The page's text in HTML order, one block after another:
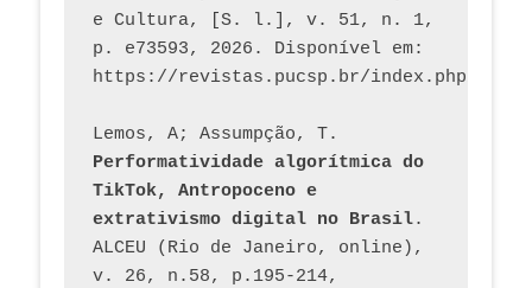
e Cultura, [S. l.], v. 51, n. 1,
p. e73593, 2026. Disponível em:
Performatividade algorítmica do
TikTok, Antropoceno e
extrativismo digital no Brasil.
ALCEU (Rio de Janeiro, online),
v. 26, n.58, p.195-214,